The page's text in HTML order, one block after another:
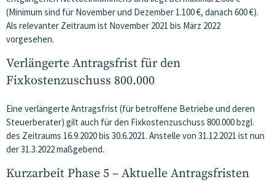
(Minimum sind für November und Dezember 1.100 €, danach 600 €).
Als relevanter Zeitraum ist November 2021 bis März 2022
vorgesehen.
Verlängerte Antragsfrist für den
Fixkostenzuschuss 800.000
Eine verlängerte Antragsfrist (für betroffene Betriebe und deren
Steuerberater) gilt auch für den Fixkostenzuschuss 800.000 bzgl.
des Zeitraums 16.9.2020 bis 30.6.2021. Anstelle von 31.12.2021 ist nun
der 31.3.2022 maßgebend.
Kurzarbeit Phase 5 – Aktuelle Antragsfristen